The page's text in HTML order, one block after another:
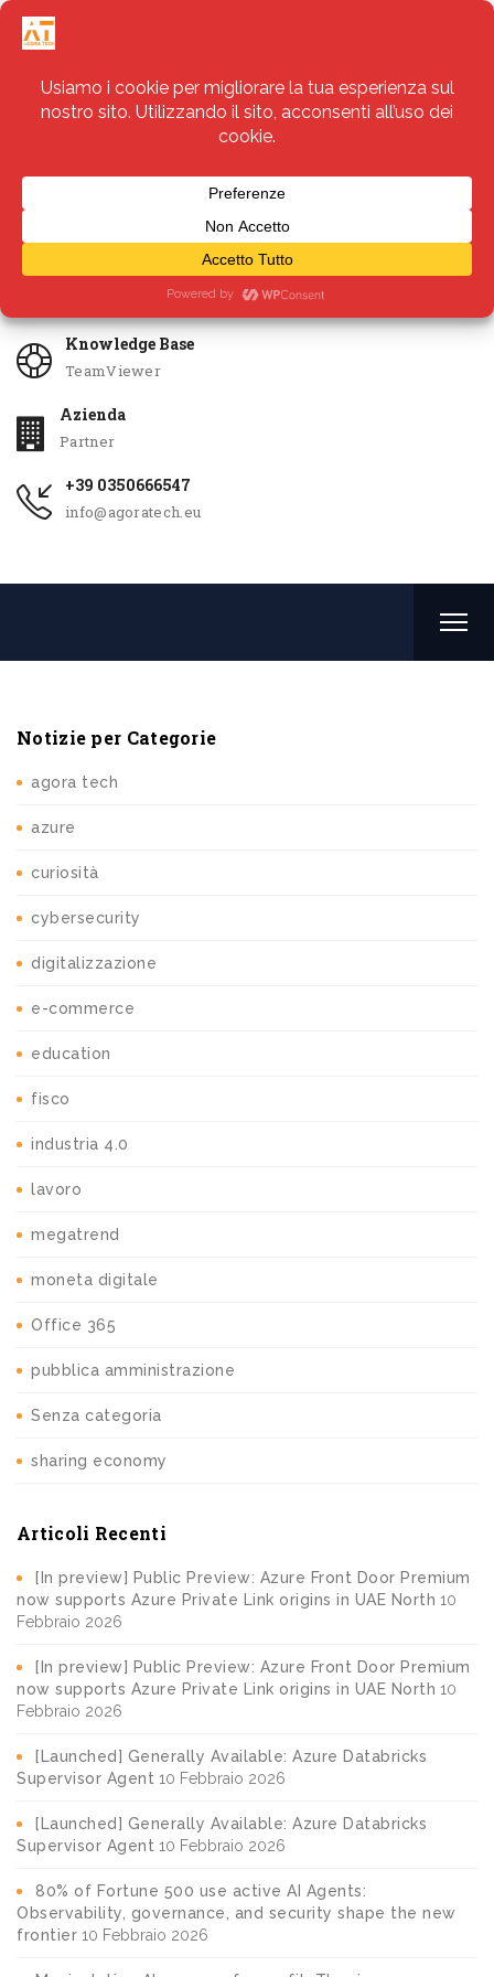
Servizi
Knowledge Base
TeamViewer
Azienda
Partner
+39 0350666547
info@agoratech.eu
Notizie per Categorie
agora tech
azure
curiosità
cybersecurity
digitalizzazione
e-commerce
education
fisco
industria 4.0
lavoro
megatrend
moneta digitale
Office 365
pubblica amministrazione
Senza categoria
sharing economy
Articoli Recenti
[In preview] Public Preview: Azure Front Door Premium
now supports Azure Private Link origins in UAE North 10
Febbraio 2026
[In preview] Public Preview: Azure Front Door Premium
now supports Azure Private Link origins in UAE North 10
Febbraio 2026
[Launched] Generally Available: Azure Databricks
Supervisor Agent 10 Febbraio 2026
[Launched] Generally Available: Azure Databricks
Supervisor Agent 10 Febbraio 2026
80% of Fortune 500 use active AI Agents:
Observability, governance, and security shape the new
frontier 10 Febbraio 2026